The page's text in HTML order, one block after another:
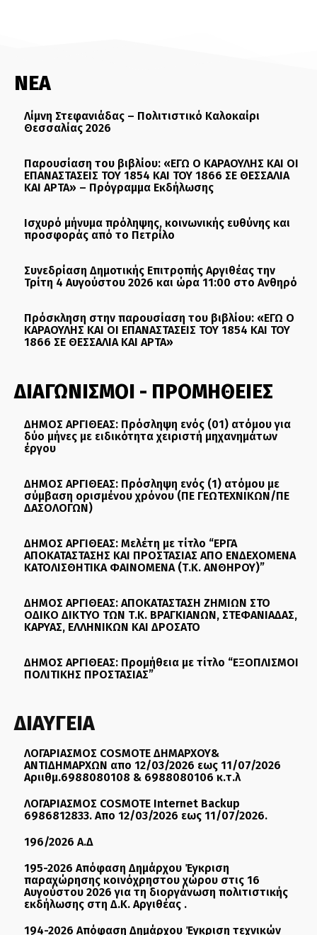
ΝΕΑ
Λίμνη Στεφανιάδας – Πολιτιστικό Καλοκαίρι
Θεσσαλίας 2026
Παρουσίαση του βιβλίου: «ΕΓΩ Ο ΚΑΡΑΟΥΛΗΣ ΚΑΙ ΟΙ
ΕΠΑΝΑΣΤΑΣΕΙΣ ΤΟΥ 1854 ΚΑΙ ΤΟΥ 1866 ΣΕ ΘΕΣΣΑΛΙΑ
ΚΑΙ ΑΡΤΑ» – Πρόγραμμα Εκδήλωσης
Ισχυρό μήνυμα πρόληψης, κοινωνικής ευθύνης και
προσφοράς από το Πετρίλο
Συνεδρίαση Δημοτικής Επιτροπής Αργιθέας την
Τρίτη 4 Αυγούστου 2026 και ώρα 11:00 στο Ανθηρό
Πρόσκληση στην παρουσίαση του βιβλίου: «ΕΓΩ Ο
ΚΑΡΑΟΥΛΗΣ ΚΑΙ ΟΙ ΕΠΑΝΑΣΤΑΣΕΙΣ ΤΟΥ 1854 ΚΑΙ ΤΟΥ
1866 ΣΕ ΘΕΣΣΑΛΙΑ ΚΑΙ ΑΡΤΑ»
ΔΙΑΓΩΝΙΣΜΟΙ - ΠΡΟΜΗΘΕΙΕΣ
ΔΗΜΟΣ ΑΡΓΙΘΕΑΣ: Πρόσληψη ενός (01) ατόμου για
δύο μήνες με ειδικότητα χειριστή μηχανημάτων
έργου
ΔΗΜΟΣ ΑΡΓΙΘΕΑΣ: Πρόσληψη ενός (1) ατόμου με
σύμβαση ορισμένου χρόνου (ΠΕ ΓΕΩΤΕΧΝΙΚΩΝ/ΠΕ
ΔΑΣΟΛΟΓΩΝ)
ΔΗΜΟΣ ΑΡΓΙΘΕΑΣ: Μελέτη με τίτλο “ΕΡΓΑ
ΑΠΟΚΑΤΑΣΤΑΣΗΣ ΚΑΙ ΠΡΟΣΤΑΣΙΑΣ ΑΠΟ ΕΝΔΕΧΟΜΕΝΑ
ΚΑΤΟΛΙΣΘΗΤΙΚΑ ΦΑΙΝΟΜΕΝΑ (Τ.Κ. ΑΝΘΗΡΟΥ)”
ΔΗΜΟΣ ΑΡΓΙΘΕΑΣ: ΑΠΟΚΑΤΑΣΤΑΣΗ ΖΗΜΙΩΝ ΣΤΟ
ΟΔΙΚΟ ΔΙΚΤΥΟ ΤΩΝ Τ.Κ. ΒΡΑΓΚΙΑΝΩΝ, ΣΤΕΦΑΝΙΑΔΑΣ,
ΚΑΡΥΑΣ, ΕΛΛΗΝΙΚΩΝ ΚΑΙ ΔΡΟΣΑΤΟ
ΔΗΜΟΣ ΑΡΓΙΘΕΑΣ: Προμήθεια με τίτλο “ΕΞΟΠΛΙΣΜΟΙ
ΠΟΛΙΤΙΚΗΣ ΠΡΟΣΤΑΣΙΑΣ”
ΔΙΑΥΓΕΙΑ
ΛΟΓΑΡΙΑΣΜΟΣ COSMOTE ΔΗΜΑΡΧΟΥ&
ΑΝΤΙΔΗΜΑΡΧΩΝ απο 12/03/2026 εως 11/07/2026
Αριιθμ.6988080108 & 6988080106 κ.τ.λ
ΛΟΓΑΡΙΑΣΜΟΣ COSMOTE Internet Backup
6986812833. Απο 12/03/2026 εως 11/07/2026.
196/2026 Α.Δ
195-2026 Απόφαση Δημάρχου Έγκριση
παραχώρησης κοινόχρηστου χώρου στις 16
Αυγούστου 2026 για τη διοργάνωση πολιτιστικής
εκδήλωσης στη Δ.Κ. Αργιθέας .
194-2026 Απόφαση Δημάρχου Έγκριση τεχνικών